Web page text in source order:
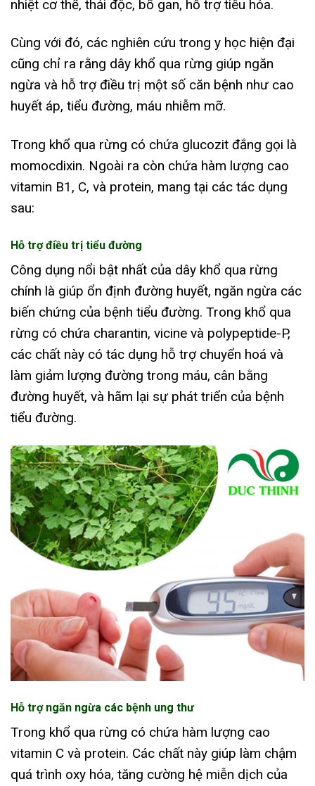
nhiệt cơ thể, thải độc, bổ gan, hỗ trợ tiêu hóa.
Cùng với đó, các nghiên cứu trong y học hiện đại
cũng chỉ ra rằng dây khổ qua rừng giúp ngăn
ngừa và hỗ trợ điều trị một số căn bệnh như cao
huyết áp, tiểu đường, máu nhiễm mỡ.
Trong khổ qua rừng có chứa glucozit đắng gọi là
momocdixin. Ngoài ra còn chứa hàm lượng cao
vitamin B1, C, và protein, mang tại các tác dụng
sau:
Hỗ trợ điều trị tiểu đường
Công dụng nổi bật nhất của dây khổ qua rừng
chính là giúp ổn định đường huyết, ngăn ngừa các
biến chứng của bệnh tiểu đường. Trong khổ qua
rừng có chứa charantin, vicine và polypeptide-P,
các chất này có tác dụng hỗ trợ chuyển hoá và
làm giảm lượng đường trong máu, cân bằng
đường huyết, và hãm lại sự phát triển của bệnh
tiểu đường.
Hỗ trợ ngăn ngừa các bệnh ung thư
Trong khổ qua rừng có chứa hàm lượng cao
vitamin C và protein. Các chất này giúp làm chậm
quá trình oxy hóa, tăng cường hệ miễn dịch của